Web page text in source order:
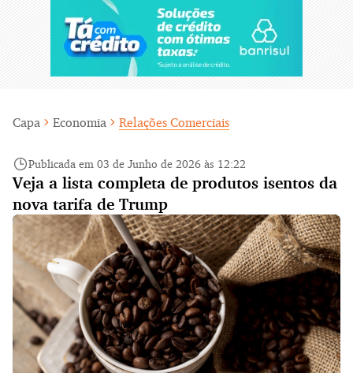
Capa Economia Relações Comerciais
Publicada em 03 de Junho de 2026 às 12:22
Veja a lista completa de produtos isentos da
nova tarifa de Trump